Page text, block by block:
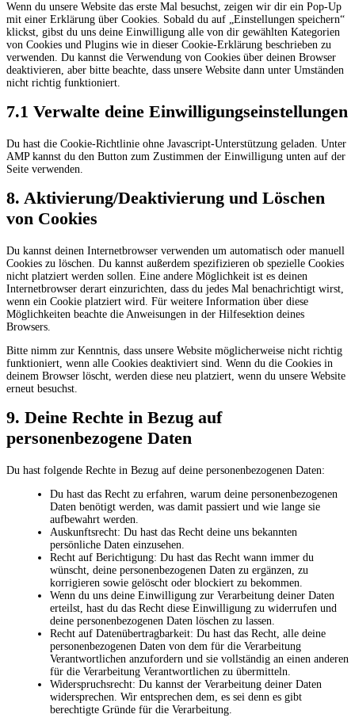
Wenn du unsere Website das erste Mal besuchst, zeigen wir dir ein Pop-Up
mit einer Erklärung über Cookies. Sobald du auf „Einstellungen speichern“
klickst, gibst du uns deine Einwilligung alle von dir gewählten Kategorien
von Cookies und Plugins wie in dieser Cookie-Erklärung beschrieben zu
verwenden. Du kannst die Verwendung von Cookies über deinen Browser
deaktivieren, aber bitte beachte, dass unsere Website dann unter Umständen
nicht richtig funktioniert.
7.1 Verwalte deine Einwilligungseinstellungen
Du hast die Cookie-Richtlinie ohne Javascript-Unterstützung geladen. Unter
AMP kannst du den Button zum Zustimmen der Einwilligung unten auf der
Seite verwenden.
8. Aktivierung/Deaktivierung und Löschen
von Cookies
Du kannst deinen Internetbrowser verwenden um automatisch oder manuell
Cookies zu löschen. Du kannst außerdem spezifizieren ob spezielle Cookies
nicht platziert werden sollen. Eine andere Möglichkeit ist es deinen
Internetbrowser derart einzurichten, dass du jedes Mal benachrichtigt wirst,
wenn ein Cookie platziert wird. Für weitere Information über diese
Möglichkeiten beachte die Anweisungen in der Hilfesektion deines
Browsers.
Bitte nimm zur Kenntnis, dass unsere Website möglicherweise nicht richtig
funktioniert, wenn alle Cookies deaktiviert sind. Wenn du die Cookies in
deinem Browser löscht, werden diese neu platziert, wenn du unsere Website
erneut besuchst.
9. Deine Rechte in Bezug auf
personenbezogene Daten
Du hast folgende Rechte in Bezug auf deine personenbezogenen Daten:
Du hast das Recht zu erfahren, warum deine personenbezogenen
Daten benötigt werden, was damit passiert und wie lange sie
aufbewahrt werden.
Auskunftsrecht: Du hast das Recht deine uns bekannten
persönliche Daten einzusehen.
Recht auf Berichtigung: Du hast das Recht wann immer du
wünscht, deine personenbezogenen Daten zu ergänzen, zu
korrigieren sowie gelöscht oder blockiert zu bekommen.
Wenn du uns deine Einwilligung zur Verarbeitung deiner Daten
erteilst, hast du das Recht diese Einwilligung zu widerrufen und
deine personenbezogenen Daten löschen zu lassen.
Recht auf Datenübertragbarkeit: Du hast das Recht, alle deine
personenbezogenen Daten von dem für die Verarbeitung
Verantwortlichen anzufordern und sie vollständig an einen anderen
für die Verarbeitung Verantwortlichen zu übermitteln.
Widerspruchsrecht: Du kannst der Verarbeitung deiner Daten
widersprechen. Wir entsprechen dem, es sei denn es gibt
berechtigte Gründe für die Verarbeitung.